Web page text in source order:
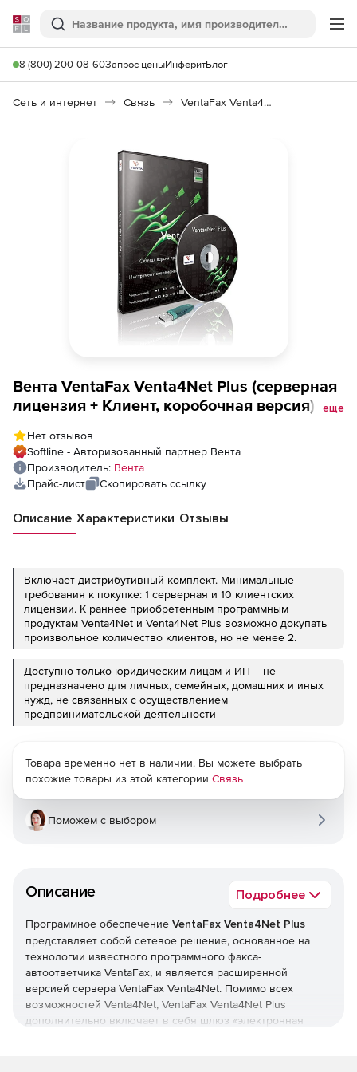
Softline
Поиск
8 (800) 200-08-60Запрос ценыИнферитБлог
Сеть и интернет Связь VentaFax Venta4Net Plus 7.5
Вента VentaFax Venta4Net Plus (серверная
лицензия + Клиент, коробочная версия),
еще
Нет отзывов
Softline - Авторизованный партнер Вента
Производитель: Вента
Прайс-лист
Скопировать ссылку
Описание Характеристики Отзывы
Включает дистрибутивный комплект. Минимальные
требования к покупке: 1 серверная и 10 клиентских
лицензии. К раннее приобретенным программным
продуктам Venta4Net и Venta4Net Plus возможно докупать
произвольное количество клиентов, но не менее 2.
Доступно только юридическим лицам и ИП – не
предназначено для личных, семейных, домашних и иных
нужд, не связанных с осуществлением
предпринимательской деятельности
Описание Подробнее
Программное обеспечение VentaFax Venta4Net Plus
представляет собой сетевое решение, основанное на
технологии известного программного факса-
автоответчика VentaFax, и является расширенной
версией сервера VentaFax Venta4Net. Помимо всех
возможностей Venta4Net, VentaFax Venta4Net Plus
дополнительно включает в себя шлюз «электронная
Товара временно нет в наличии. Вы можете выбрать
похожие товары из этой категории Связь
Поможем с выбором